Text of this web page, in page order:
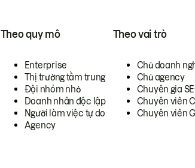
Theo quy mô
Enterprise
Thị trường tầm trung
Đội nhóm nhỏ
Doanh nhân độc lập
Người làm việc tự do
Agency
Theo vai trò
Chủ doanh
Chủ agency
Chuyên gia
Chuyên viên
Chuyên viên